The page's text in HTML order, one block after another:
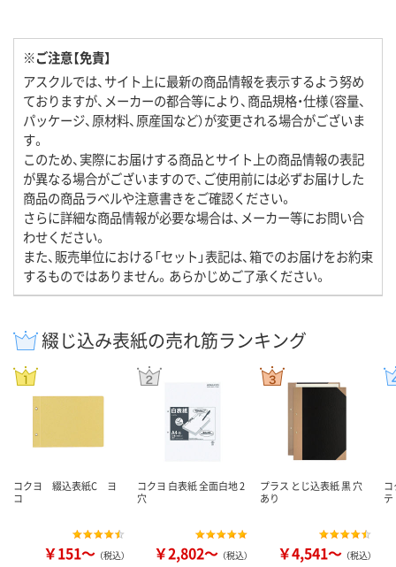
※ご注意【免責】
アスクルでは、サイト上に最新の商品情報を表示するよう努め
ておりますが、メーカーの都合等により、商品規格・仕様（容量、
パッケージ、原材料、原産国など）が変更される場合がございま
す。
このため、実際にお届けする商品とサイト上の商品情報の表記
が異なる場合がございますので、ご使用前には必ずお届けした
商品の商品ラベルや注意書きをご確認ください。
さらに詳細な商品情報が必要な場合は、メーカー等にお問い合
わせください。
また、販売単位における「セット」表記は、箱でのお届けをお約束
するものではありません。あらかじめご了承ください。
綴じ込み表紙の売れ筋ランキング
コクヨ 綴込表紙C ヨ
コ
￥151～ （税込）
コクヨ 白表紙 全面白地 2
穴
￥2,802～ （税込）
プラス とじ込表紙 黒 穴
あり
￥4,541～ （税込）
テ